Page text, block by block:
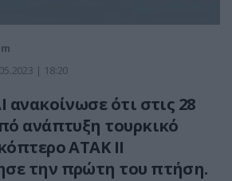
| 18:20
ανακοίνωσε ότι στις 28
ανάπτυξη τουρκικό
ATAK II
την πρώτη του πτήση.